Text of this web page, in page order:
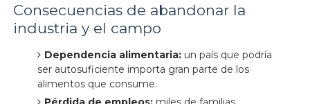
Consecuencias de abandonar la
industria y el campo
Dependencia alimentaria:un país que podría
ser autosuficiente importa gran parte de los
alimentos que consume.